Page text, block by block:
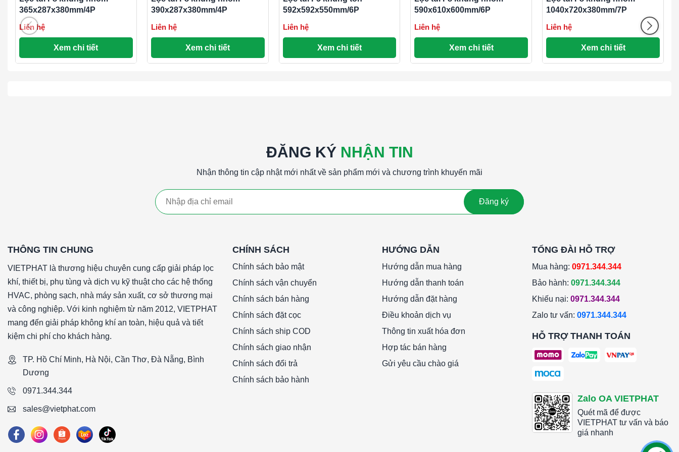
Tòa nhà thương mại và dân cư
Cải thiện chất lượng không khí trong các tòa nhà văn phòng, trung tâm mua sắm và nhà ở.
Giúp bảo vệ sức khỏe của người sử dụng bằng cách loại bỏ các hạt bụi nhỏ từ không khí.
: Việc sử dụng lọc túi F9 giúp kéo dài tuổi thọ của các bộ lọc tinh hơn, giảm chi phí
: Thiết kế khung nhôm bền chắc, nhẹ và dễ dàng tháo lắp, vệ sinh, giúp tiết kiệm thời
gian và công sức trong quá trình bảo trì.
: Lọc túi F9 cung cấp một giải pháp hiệu quả về chi phí cho các hệ thống lọc không khí
Lọc túi F9 khung nhôm là một giải pháp hiệu quả và tiết kiệm chi phí cho việc loại bỏ các hạt bụi rất nhỏ và
tạp chất từ không khí. Với thiết kế dạng túi và khung nhôm chắc chắn, bộ lọc này phù hợp với nhiều ứng
dụng trong các hệ thống HVAC, nhà máy sản xuất, phòng sạch và các tòa nhà thương mại và dân cư.
Bằng cách sử dụng lọc túi F9 khung nhôm, bạn có thể cải thiện chất lượng không khí tổng thể, bảo vệ thiết
bị và giảm chi phí bảo trì.
#Lọc túi F9 khung nhôm 592x592x350mm/8PLọc túi F9 khung nhôm 592x592x350mm/8PLọc túi F9 khung
nhôm 592x592x350mm/8PLọc túi F9 khung nhôm 592x592x350mm/8P
####
*Cấp độ lọc: F9 theo tiêu chuẩn EN 779: 2012
*Vật liệu lọc: Sợi tổng hợp
*Gasket (ron): Không có gasket (ron)
365x287x380mm/4P
Liên hệ
Xem chi tiết
390x287x380mm/4P
Liên hệ
Xem chi tiết
592x592x550mm/6P
Liên hệ
Xem chi tiết
590x610x600mm/6P
Liên hệ
Xem chi tiết
1040x720x380mm/7P
Liên hệ
Xem chi tiết
ĐĂNG KÝ NHẬN TIN
Nhận thông tin cập nhật mới nhất về sản phẩm mới và chương trình khuyến mãi
Đăng ký
THÔNG TIN CHUNG
VIETPHAT là thương hiệu chuyên cung cấp giải pháp lọc
khí, thiết bị, phụ tùng và dịch vụ kỹ thuật cho các hệ thống
HVAC, phòng sạch, nhà máy sản xuất, cơ sở thương mại
và công nghiệp. Với kinh nghiệm từ năm 2012, VIETPHAT
mang đến giải pháp không khí an toàn, hiệu quả và tiết
kiệm chi phí cho khách hàng.
TP. Hồ Chí Minh, Hà Nội, Cần Thơ, Đà Nẵng, Bình
Dương
0971.344.344
sales@vietphat.com
CHÍNH SÁCH
Chính sách bảo mật
Chính sách vận chuyển
Chính sách bán hàng
Chính sách đặt cọc
Chính sách ship COD
Chính sách giao nhận
Chính sách đổi trả
Chính sách bảo hành
HƯỚNG DẪN
Hướng dẫn mua hàng
Hướng dẫn thanh toán
Hướng dẫn đặt hàng
Điều khoản dịch vụ
Thông tin xuất hóa đơn
Hợp tác bán hàng
Gửi yêu cầu chào giá
TỔNG ĐÀI HỖ TRỢ
Mua hàng: 0971.344.344
Bảo hành: 0971.344.344
Khiếu nại: 0971.344.344
Zalo tư vấn: 0971.344.344
HỖ TRỢ THANH TOÁN
Zalo OA VIETPHAT
Quét mã để được
VIETPHAT tư vấn và báo
giá nhanh